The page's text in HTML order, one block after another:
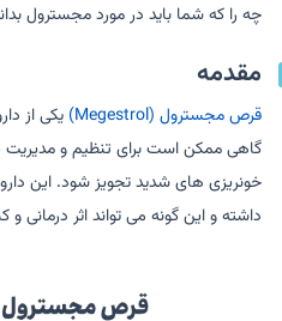
چه را که شما باید در مورد مجسترول
مقدمه
قرص مجسترول (Megestrol)
یکی از
گاهی ممکن است برای تنظیم و مدیریت
خونریزی های شدید تجویز شود. این
داشته و این گونه می تواند اثر درمانی و